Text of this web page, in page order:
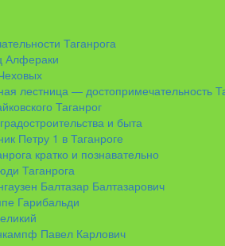
Таганрога
Алфераки
лестница — достопримечательность
Таганрог
и быта
Петру 1 в Таганроге
кратко и познавательно
Таганрога
Балтазар Балтазарович
Гарибальди
Павел Карлович